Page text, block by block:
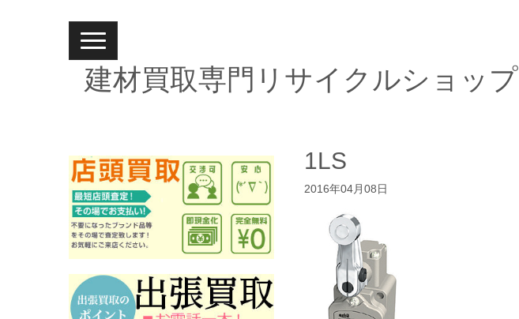
N
a
v
i
g
建材買取専門リサイクルショップ
1LS
2016年04月08日